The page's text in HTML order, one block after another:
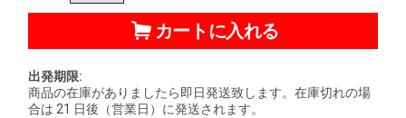
カートに入れる
出発期限:
商品の在庫がありましたら即日発送致します。在庫切れの場
合は 21 日後（営業日）に発送されます。